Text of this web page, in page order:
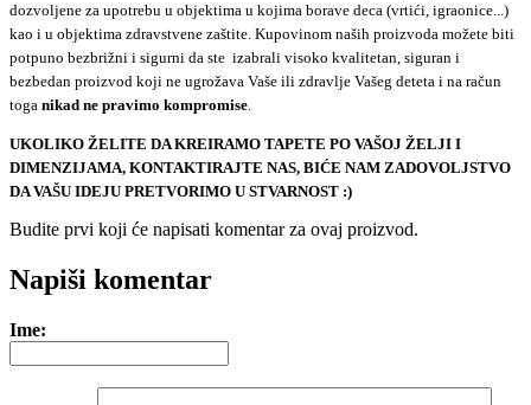
dozvoljene za upotrebu u objektima u kojima borave deca (vrtići, igraonice...)
kao i u objektima zdravstvene zaštite. Kupovinom naših proizvoda možete biti
potpuno bezbrižni i sigurni da ste izabrali visoko kvalitetan, siguran i
bezbedan proizvod koji ne ugrožava Vaše ili zdravlje Vašeg deteta i na račun
toga nikad ne pravimo kompromise.
UKOLIKO ŽELITE DA KREIRAMO TAPETE PO VAŠOJ ŽELJI I
DIMENZIJAMA, KONTAKTIRAJTE NAS, BIĆE NAM ZADOVOLJSTVO
DA VAŠU IDEJU PRETVORIMO U STVARNOST :)
Budite prvi koji će napisati komentar za ovaj proizvod.
Napiši komentar
Ime: